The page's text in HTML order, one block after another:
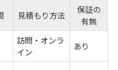
グで水回りのカビ対策を
場でエアコン掃除を依
見積もり方法
保証の
有無
訪問・オンラ
イン
あり